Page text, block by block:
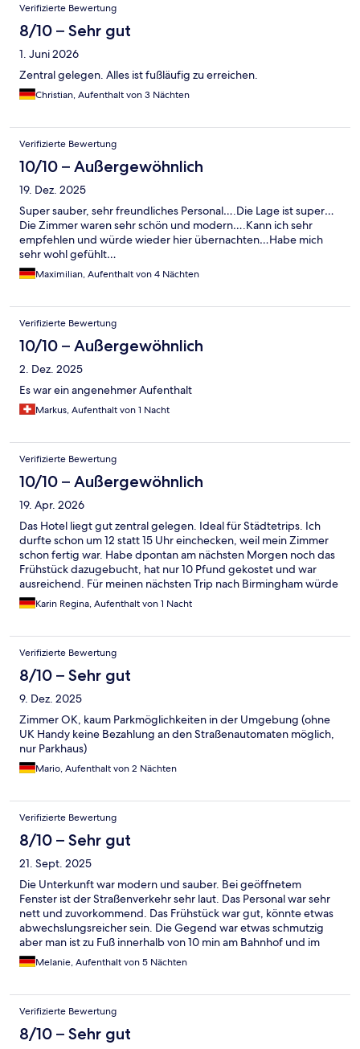
Verifizierte Bewertung
8/10 – Sehr gut
1. Juni 2026
Zentral gelegen. Alles ist fußläufig zu erreichen.
Christian, Aufenthalt von 3 Nächten
Verifizierte Bewertung
10/10 – Außergewöhnlich
19. Dez. 2025
Super sauber, sehr freundliches Personal….Die Lage ist super…
Die Zimmer waren sehr schön und modern….Kann ich sehr
empfehlen und würde wieder hier übernachten…Habe mich
sehr wohl gefühlt…
Maximilian, Aufenthalt von 4 Nächten
Verifizierte Bewertung
10/10 – Außergewöhnlich
2. Dez. 2025
Es war ein angenehmer Aufenthalt
Markus, Aufenthalt von 1 Nacht
Verifizierte Bewertung
10/10 – Außergewöhnlich
19. Apr. 2026
Das Hotel liegt gut zentral gelegen. Ideal für Städtetrips. Ich
durfte schon um 12 statt 15 Uhr einchecken, weil mein Zimmer
schon fertig war. Habe dpontan am nächsten Morgen noch das
Frühstück dazugebucht, hat nur 10 Pfund gekostet und war
ausreichend. Für meinen nächsten Trip nach Birmingham würde
ich wieder dueses Hotel wählen ✌️☺️
Karin Regina, Aufenthalt von 1 Nacht
Verifizierte Bewertung
8/10 – Sehr gut
9. Dez. 2025
Zimmer OK, kaum Parkmöglichkeiten in der Umgebung (ohne
UK Handy keine Bezahlung an den Straßenautomaten möglich,
nur Parkhaus)
Mario, Aufenthalt von 2 Nächten
Verifizierte Bewertung
8/10 – Sehr gut
21. Sept. 2025
Die Unterkunft war modern und sauber. Bei geöffnetem
Fenster ist der Straßenverkehr sehr laut. Das Personal war sehr
nett und zuvorkommend. Das Frühstück war gut, könnte etwas
abwechslungsreicher sein. Die Gegend war etwas schmutzig
aber man ist zu Fuß innerhalb von 10 min am Bahnhof und im
Stadtkern.
Melanie, Aufenthalt von 5 Nächten
Verifizierte Bewertung
8/10 – Sehr gut